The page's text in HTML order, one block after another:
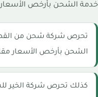
خدمة الشحن بأرخص الأسعار
تحرص شركة شحن من
الشحن بأرخص الأسعار
كذلك تحرص شركة الخير